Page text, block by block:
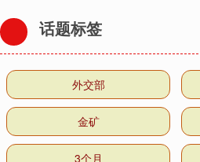
话题标签
外交部
金矿
3个月